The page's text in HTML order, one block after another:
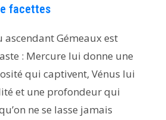
facettes
Gémeaux est
: Mercure lui donne une
qui captivent, Vénus lui
et une profondeur qui
ne se lasse jamais